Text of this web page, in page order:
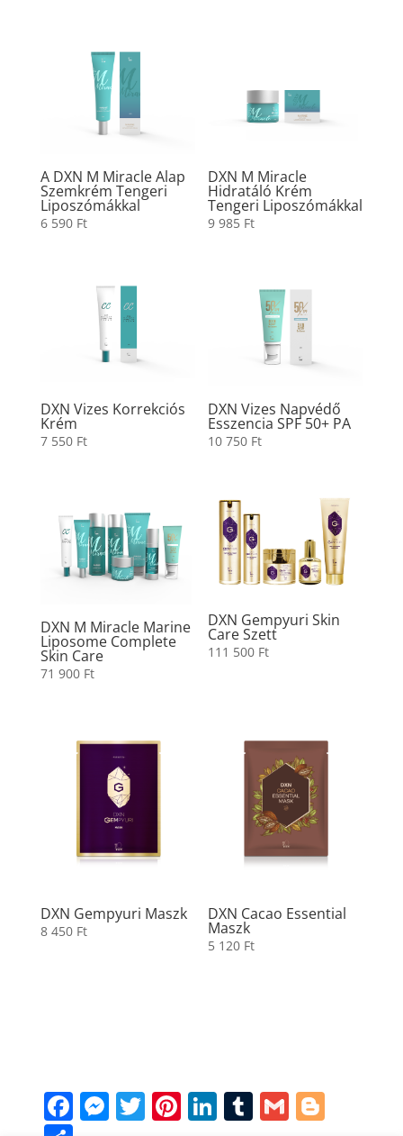
A DXN M Miracle Alap
Szemkrém Tengeri
Liposzómákkal
6 590 Ft
DXN M Miracle
Hidratáló Krém
Tengeri Liposzómákkal
9 985 Ft
DXN Vizes Korrekciós
Krém
7 550 Ft
DXN Vizes Napvédő
Esszencia SPF 50+ PA
10 750 Ft
DXN M Miracle Marine
Liposome Complete
Skin Care
71 900 Ft
DXN Gempyuri Skin
Care Szett
111 500 Ft
DXN Gempyuri Maszk
8 450 Ft
DXN Cacao Essential
Maszk
5 120 Ft
Facebook
Messenger
Twitter
Pinterest
LinkedIn
Tumblr
Gmail